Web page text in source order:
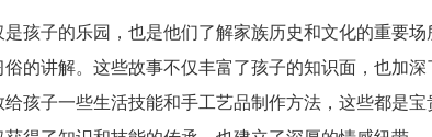
是孩子的乐园，也是他们了解家族历史和文化的重要
的讲解。这些故事不仅丰富了孩子的知识面，也加
给孩子一些生活技能和手工艺品制作方法，这些都是